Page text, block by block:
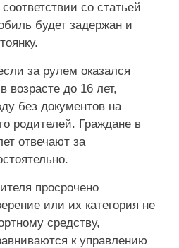
со статьей
будет задержан и
за рулем оказался
возрасте до 16 лет,
без документов на
родителей. Граждане в
отвечают за
просрочено
или их категория не
средству,
к управлению